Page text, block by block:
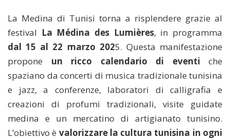
La Medina di Tunisi torna a risplendere grazie al
festival La Médina des Lumières, in programma
dal 15 al 22 marzo 2025. Questa manifestazione
propone un ricco calendario di eventi che
spaziano da concerti di musica tradizionale tunisina
e jazz, a conferenze, laboratori di calligrafia e
creazioni di profumi tradizionali, visite guidate
medina e un mercatino di artigianato tunisino.
L’obiettivo è valorizzare la cultura tunisina in ogni